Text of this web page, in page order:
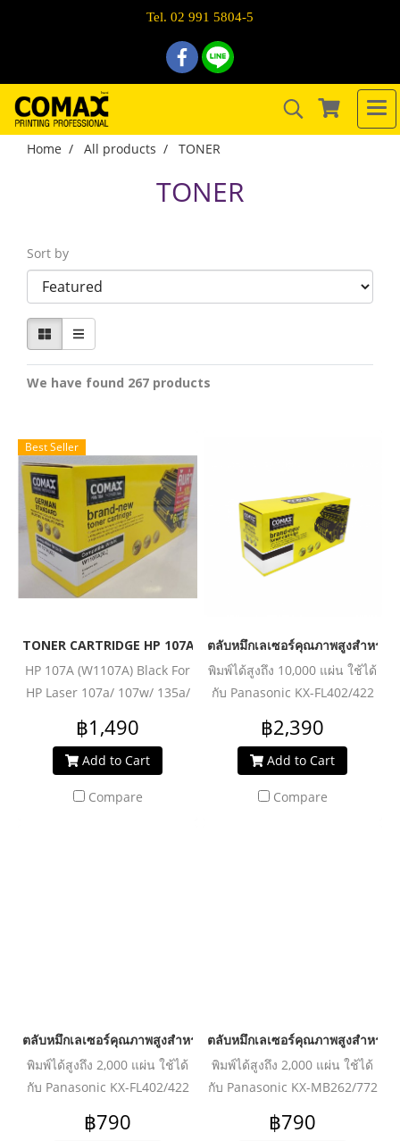
Tel. 02 991 5804-5
Home All products TONER
TONER
Sort by
We have found 267 products
Best Seller
TONER CARTRIDGE HP 107A รุ่น W1107A - JUMBO
HP 107A (W1107A) Black For
HP Laser 107a/ 107w/ 135a/
฿1,490
Add to Cart
Compare
ตลับหมึกเลเซอร์คุณภาพสูงสำหรับ
พิมพ์ได้สูงถึง 10,000 แผ่น ใช้ได้
กับ Panasonic KX-FL402/422
฿2,390
Add to Cart
Compare
ตลับหมึกเลเซอร์คุณภาพสูงสำหรับ PANASONIC รุ่น KX-FAT88E
พิมพ์ได้สูงถึง 2,000 แผ่น ใช้ได้
กับ Panasonic KX-FL402/422
฿790
ตลับหมึกเลเซอร์คุณภาพสูงสำหรับ
พิมพ์ได้สูงถึง 2,000 แผ่น ใช้ได้
กับ Panasonic KX-MB262/772
฿790